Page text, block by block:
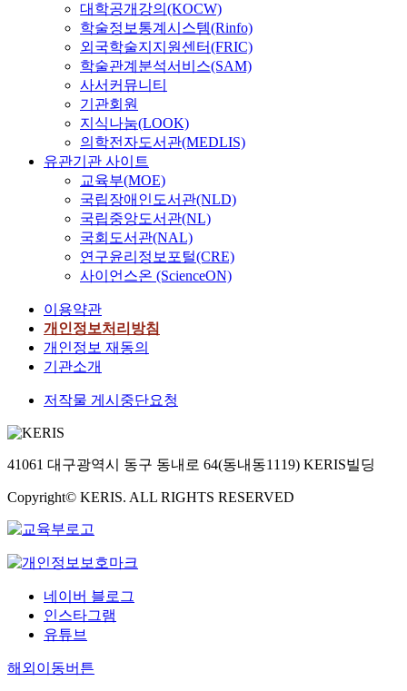
대학공개강의(KOCW)
학술정보통계시스템(Rinfo)
외국학술지지원센터(FRIC)
학술관계분석서비스(SAM)
사서커뮤니티
기관회원
지식나눔(LOOK)
의학전자도서관(MEDLIS)
유관기관 사이트
교육부(MOE)
국립장애인도서관(NLD)
국립중앙도서관(NL)
국회도서관(NAL)
연구윤리정보포털(CRE)
사이언스온 (ScienceON)
이용약관
개인정보처리방침
개인정보 재동의
기관소개
저작물 게시중단요청
41061 대구광역시 동구 동내로 64(동내동1119) KERIS빌딩
Copyright© KERIS. ALL RIGHTS RESERVED
네이버 블로그
인스타그램
유튜브
해외이동버튼